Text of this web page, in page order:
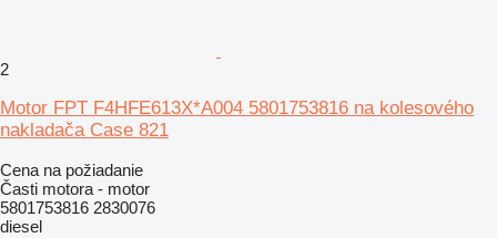
2
Motor FPT F4HFE613X*A004 5801753816 na kolesového
nakladača Case 821
Cena na požiadanie
Časti motora - motor
5801753816 2830076
diesel